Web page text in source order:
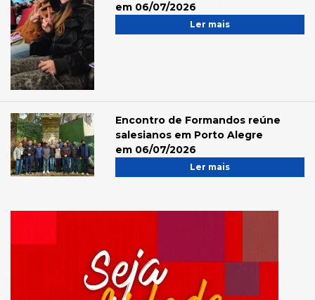
em 06/07/2026
Ler mais
Encontro de Formandos reúne
salesianos em Porto Alegre
em 06/07/2026
Ler mais